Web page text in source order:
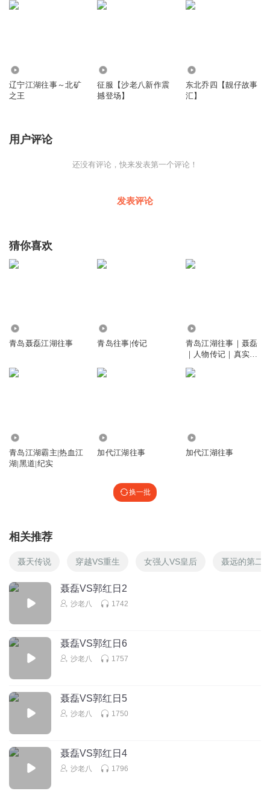
辽宁江湖往事～北矿
之王
征服【沙老八新作震
撼登场】
东北乔四【靓仔故事
汇】
用户评论
还没有评论，快来发表第一个评论！
发表评论
猜你喜欢
青岛聂磊江湖往事 青岛往事|传记
青岛江湖往事｜聂磊
｜人物传记｜真实故
青岛江湖霸主|热血江
湖|黑道|纪实
加代江湖往事 加代江湖往事
换一批
相关推荐
聂天传说 穿越VS重生 女强人VS皇后 聂远的第二
聂磊VS郭红日2
沙老八 1742
聂磊VS郭红日6
沙老八 1757
聂磊VS郭红日5
沙老八 1750
聂磊VS郭红日4
沙老八 1796